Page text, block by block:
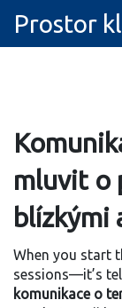
Prostor
mluvit o
blízkými
When you start
sessions—it’s
komunikace o